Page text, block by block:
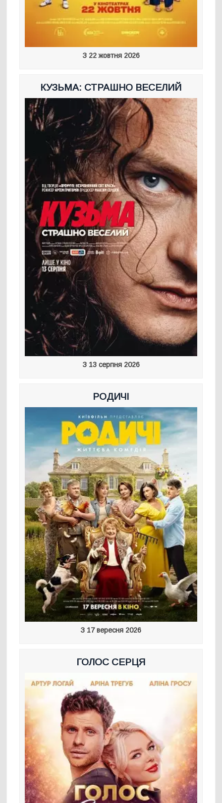
З 22 жовтня 2026
КУЗЬМА: СТРАШНО ВЕСЕЛИЙ
З 13 серпня 2026
РОДИЧІ
З 17 вересня 2026
ГОЛОС СЕРЦЯ